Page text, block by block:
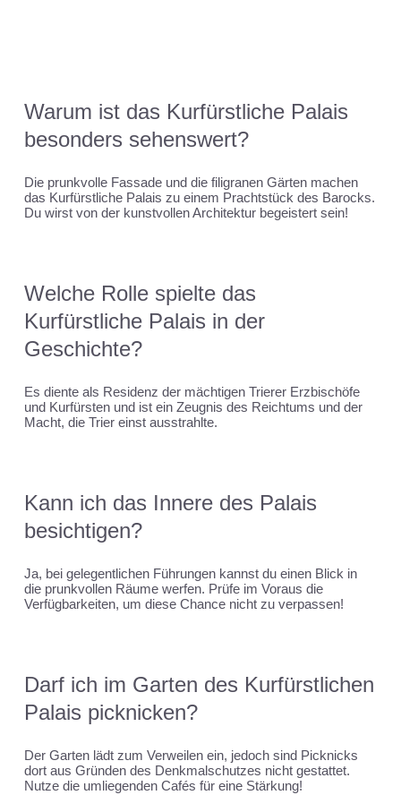
Warum ist das Kurfürstliche Palais
besonders sehenswert?
Die prunkvolle Fassade und die filigranen Gärten machen
das Kurfürstliche Palais zu einem Prachtstück des Barocks.
Du wirst von der kunstvollen Architektur begeistert sein!
Welche Rolle spielte das
Kurfürstliche Palais in der
Geschichte?
Es diente als Residenz der mächtigen Trierer Erzbischöfe
und Kurfürsten und ist ein Zeugnis des Reichtums und der
Macht, die Trier einst ausstrahlte.
Kann ich das Innere des Palais
besichtigen?
Ja, bei gelegentlichen Führungen kannst du einen Blick in
die prunkvollen Räume werfen. Prüfe im Voraus die
Verfügbarkeiten, um diese Chance nicht zu verpassen!
Darf ich im Garten des Kurfürstlichen
Palais picknicken?
Der Garten lädt zum Verweilen ein, jedoch sind Picknicks
dort aus Gründen des Denkmalschutzes nicht gestattet.
Nutze die umliegenden Cafés für eine Stärkung!